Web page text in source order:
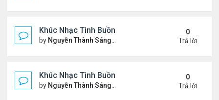
Khúc Nhạc Tình Buồn – 2
by Nguyễn Thành Sáng Thứ 2 Tháng 12 18, 2023 1:51
0
Trả lời
Khúc Nhạc Tình Buồn - 1
by Nguyễn Thành Sáng Chủ nhật Tháng 12 10, 2023
0
Trả lời